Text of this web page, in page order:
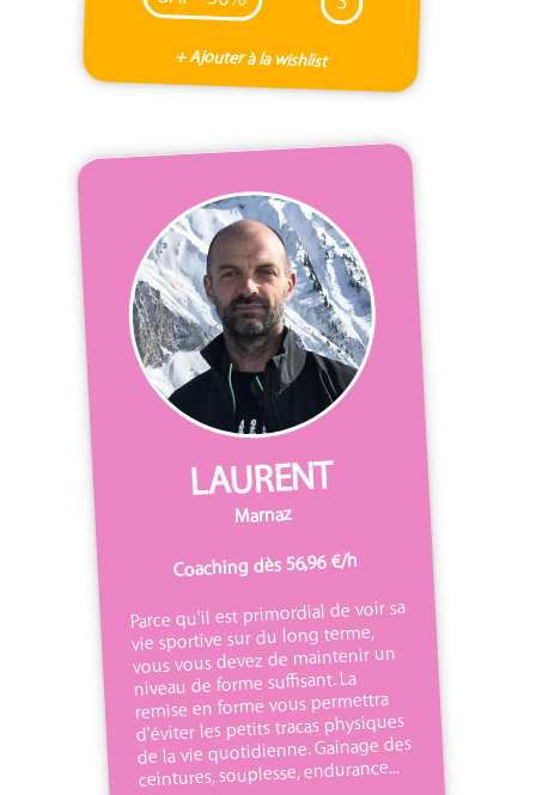
+ Ajouter à la wishlist
LAURENT
Marnaz
Coaching dès 56,96 €/h
Parce qu'il est primordial de voir sa
vie sportive sur du long terme,
vous vous devez de maintenir un
niveau de forme suffisant. La
remise en forme vous permettra
d'éviter les petits tracas physiques
de la vie quotidienne. Gainage des
ceintures, souplesse, endurance...